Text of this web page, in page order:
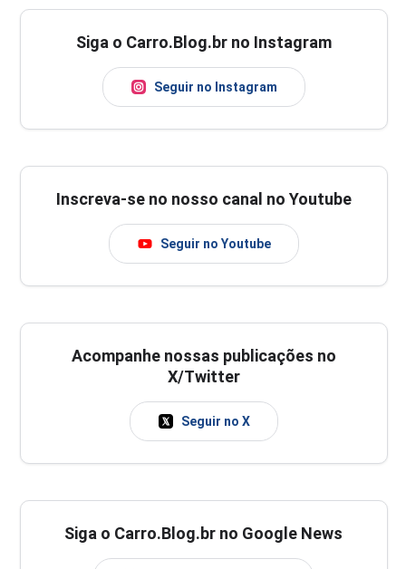
Siga o Carro.Blog.br no Instagram
Seguir no Instagram
Inscreva-se no nosso canal no Youtube
Seguir no Youtube
Acompanhe nossas publicações no
X/Twitter
Seguir no X
Siga o Carro.Blog.br no Google News